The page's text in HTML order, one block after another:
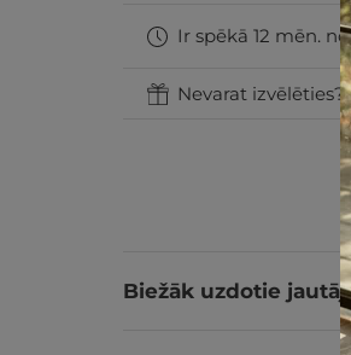
Ir spēkā 12 mēn.
Nevarat
Biežāk uzdotie